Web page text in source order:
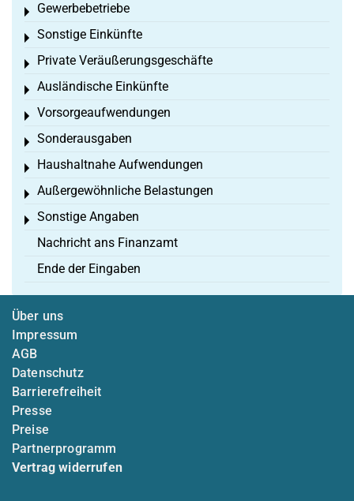
Gewerbebetriebe
Toggle menu
Sonstige Einkünfte
Toggle menu
Private Veräußerungsgeschäfte
Toggle menu
Ausländische Einkünfte
Toggle menu
Vorsorgeaufwendungen
Toggle menu
Sonderausgaben
Toggle menu
Haushaltnahe Aufwendungen
Toggle menu
Außergewöhnliche Belastungen
Toggle menu
Sonstige Angaben
Toggle menu
Nachricht ans Finanzamt
Ende der Eingaben
Über uns
Impressum
AGB
Datenschutz
Barrierefreiheit
Presse
Preise
Partnerprogramm
Vertrag widerrufen